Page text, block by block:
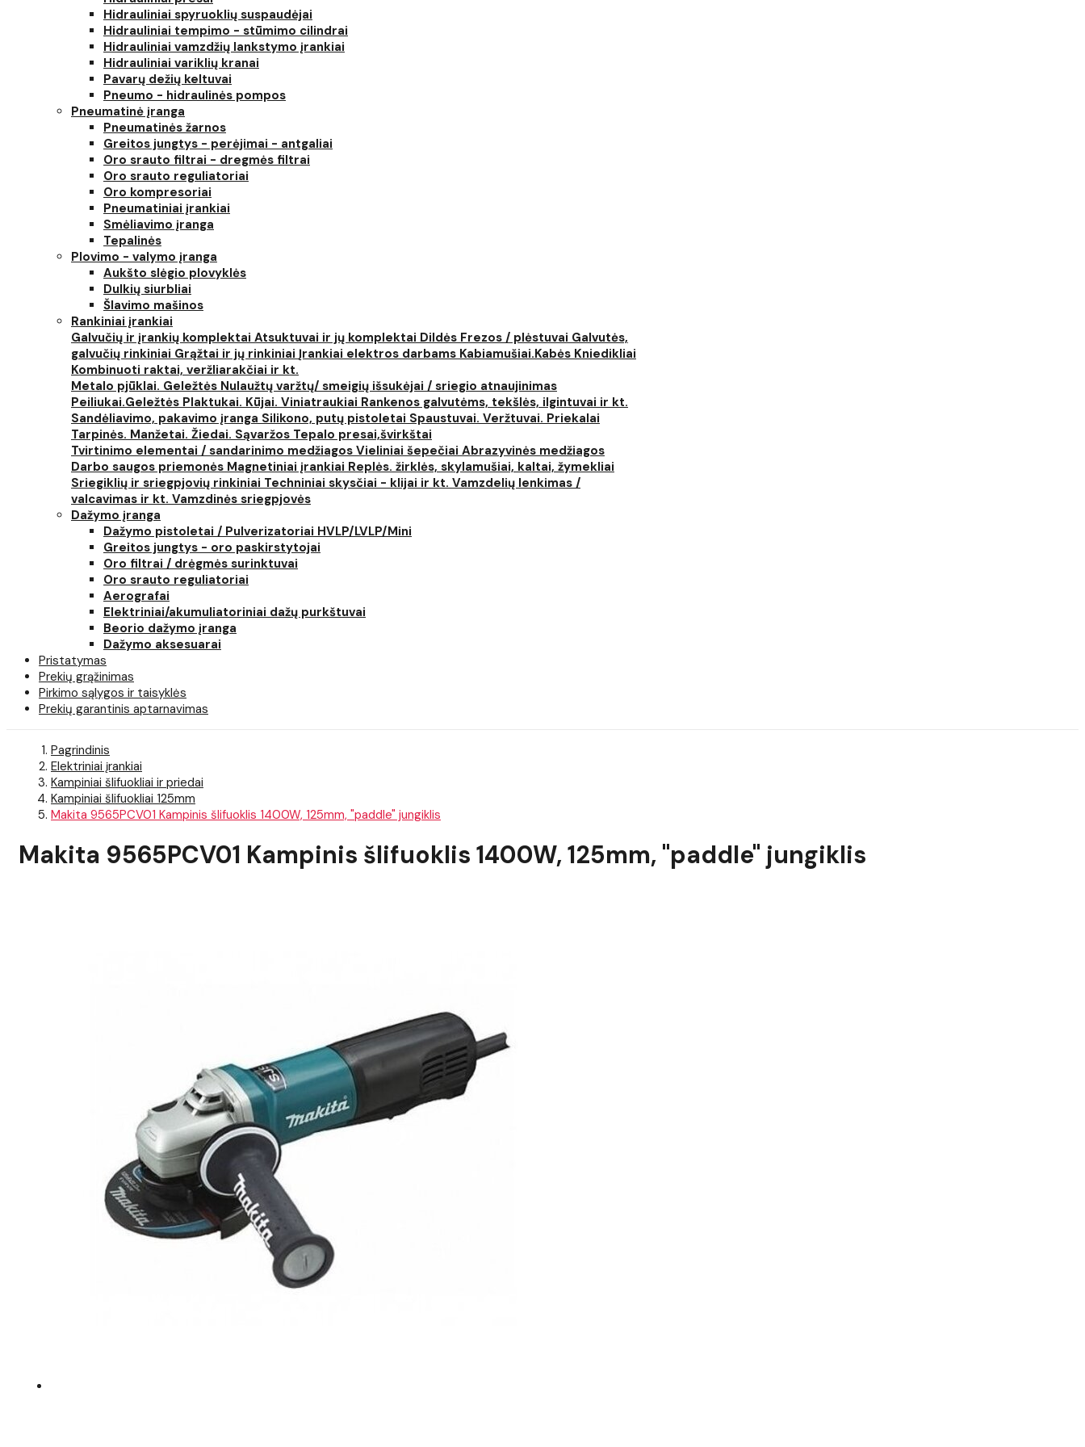
Hidrauliniai spyruoklių suspaudėjai
Hidrauliniai tempimo - stūmimo cilindrai
Hidrauliniai vamzdžių lankstymo įrankiai
Hidrauliniai variklių kranai
Pavarų dežių keltuvai
Pneumo - hidraulinės pompos
Pneumatinė įranga
Pneumatinės žarnos
Greitos jungtys - perėjimai - antgaliai
Oro srauto filtrai - dregmės filtrai
Oro srauto reguliatoriai
Oro kompresoriai
Pneumatiniai įrankiai
Smėliavimo įranga
Tepalinės
Plovimo - valymo įranga
Aukšto slėgio plovyklės
Dulkių siurbliai
Šlavimo mašinos
Rankiniai įrankiai
Galvučių ir įrankių komplektai Atsuktuvai ir jų komplektai Dildės Frezos / plėstuvai Galvutės,
galvučių rinkiniai Grąžtai ir jų rinkiniai Įrankiai elektros darbams Kabiamušiai.Kabės Kniedikliai
Kombinuoti raktai, veržliarakčiai ir kt.
Metalo pjūklai. Geležtės Nulaužtų varžtų/ smeigių išsukėjai / sriegio atnaujinimas
Peiliukai.Geležtės Plaktukai. Kūjai. Viniatraukiai Rankenos galvutėms, tekšlės, ilgintuvai ir kt.
Sandėliavimo, pakavimo įranga Silikono, putų pistoletai Spaustuvai. Veržtuvai. Priekalai
Tarpinės. Manžetai. Žiedai. Sąvaržos Tepalo presai,švirkštai
Tvirtinimo elementai / sandarinimo medžiagos Vieliniai šepečiai Abrazyvinės medžiagos
Darbo saugos priemonės Magnetiniai įrankiai Replės. žirklės, skylamušiai, kaltai, žymekliai
Sriegiklių ir sriegpjovių rinkiniai Techniniai skysčiai - klijai ir kt. Vamzdelių lenkimas /
valcavimas ir kt. Vamzdinės sriegpjovės
Dažymo įranga
Dažymo pistoletai / Pulverizatoriai HVLP/LVLP/Mini
Greitos jungtys - oro paskirstytojai
Oro filtrai / drėgmės surinktuvai
Oro srauto reguliatoriai
Aerografai
Elektriniai/akumuliatoriniai dažų purkštuvai
Beorio dažymo įranga
Dažymo aksesuarai
Pristatymas
Prekių grąžinimas
Pirkimo sąlygos ir taisyklės
Prekių garantinis aptarnavimas
Pagrindinis
Elektriniai įrankiai
Kampiniai šlifuokliai ir priedai
Kampiniai šlifuokliai 125mm
Makita 9565PCV01 Kampinis šlifuoklis 1400W, 125mm, "paddle" jungiklis
Makita 9565PCV01 Kampinis šlifuoklis 1400W, 125mm, "paddle" jungiklis